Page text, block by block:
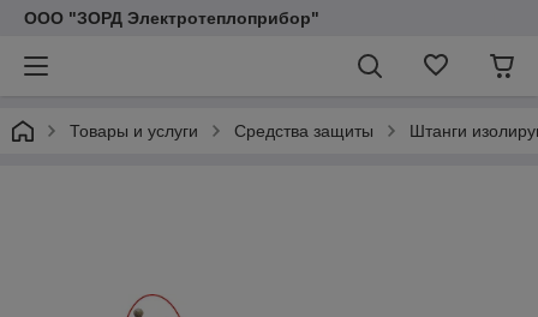
ООО "ЗОРД Электротеплоприбор"
Товары и услуги Средства защиты Штанги